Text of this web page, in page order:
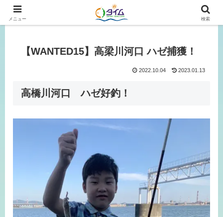
広島、岡山の釣り情報はタイムにおまかせ！
【WANTED15】高梁川河口 ハゼ捕獲！
2022.10.04 2023.01.13
高橋川河口 ハゼ好釣！
メニュー 検索